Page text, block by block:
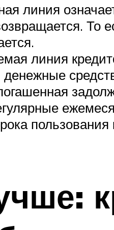
линия
То
линия
денежные